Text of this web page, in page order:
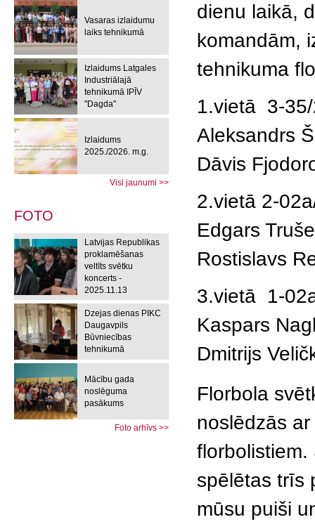
Vasaras izlaidumu
laiks tehnikumā
Izlaidums Latgales
Industriālajā
tehnikumā IPĪV
"Dagda"
Izlaidums
2025./2026. m.g.
Visi jaunumi >>
FOTO
Latvijas Republikas
proklamēšanas
veltīts svētku
koncerts -
2025.11.13
Dzejas dienas PIKC
Daugavpils
Būvniecības
tehnikumā
Mācību gada
noslēguma
pasākums
Foto arhīvs >>
dienu laikā,
komandām,
tehnikuma
1.vietā 3-
Aleksandrs
Dāvis
2.vietā 2-
Edgars
Rostislavs
3.vietā 1-
Kaspars
Dmitrijs
Florbola
noslēdzās
spēlētas trīs
mūsu puiši